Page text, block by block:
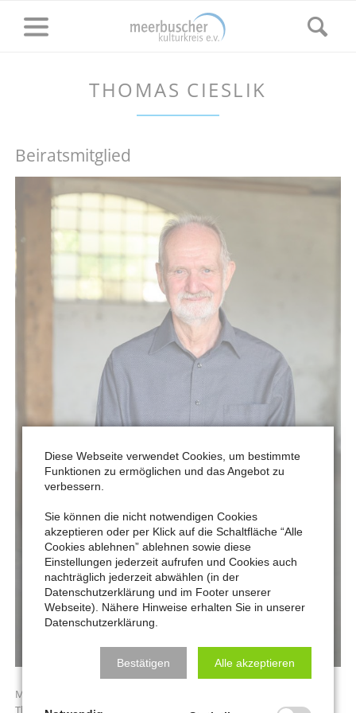
THOMAS CIESLIK
Beiratsmitglied
Musik und Kultur sind seit jeher die großen Leidenschaften von
Diese Webseite verwendet Cookies, um bestimmte
Funktionen zu ermöglichen und das Angebot zu
verbessern.
Sie können die nicht notwendigen Cookies
akzeptieren oder per Klick auf die Schaltfläche “Alle
Cookies ablehnen” ablehnen sowie diese
Einstellungen jederzeit aufrufen und Cookies auch
nachträglich jederzeit abwählen (in der
Datenschutzerklärung und im Footer unserer
Webseite). Nähere Hinweise erhalten Sie in unserer
Datenschutzerklärung.
Bestätigen Alle akzeptieren